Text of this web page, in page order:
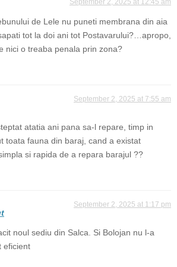
September 2, 2025 at 12:45 am
de Lele nu puneti membrana din aia
tot la doi ani tot Postavarului?…apropo,
nici o treaba penala prin zona?
September 2, 2025 at 7:55 am
atatia ani pana sa-l repare, timp in
toata fauna din baraj, cand a existat
si rapida de a repara barajul ??
September 2, 2025 at 1:17 pm
noul sediu din Salca. Si Bolojan nu l-a
eficient